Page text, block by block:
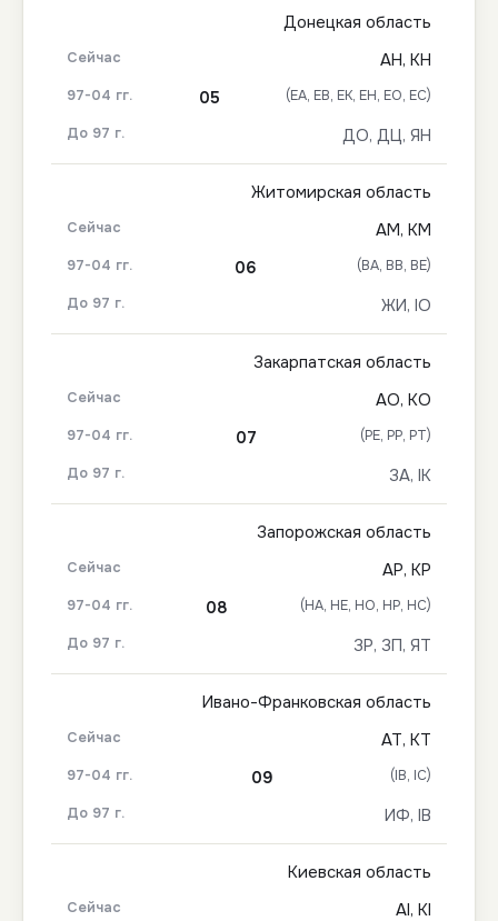
Донецкая область
АН, КН
05
(ЕА, ЕВ, ЕК, ЕН, ЕО, ЕС)
ДО, ДЦ, ЯН
Житомирская область
АМ, КМ
06
(ВА, ВВ, ВЕ)
ЖИ, ІО
Закарпатская область
АО, КО
07
(РЕ, РР, РТ)
ЗА, ІК
Запорожская область
АР, КР
08
(НА, НЕ, НО, НР, НС)
ЗР, ЗП, ЯТ
Ивано-Франковская область
АТ, КТ
09
(ІВ, ІС)
ИФ, ІВ
Киевская область
АІ, КІ